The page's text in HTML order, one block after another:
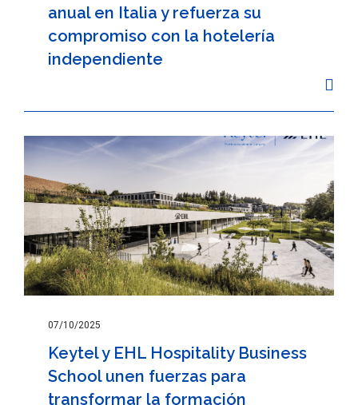
anual en Italia y refuerza su
compromiso con la hotelería
independiente
07/10/2025
Keytel y EHL Hospitality Business
School unen fuerzas para
transformar la formación